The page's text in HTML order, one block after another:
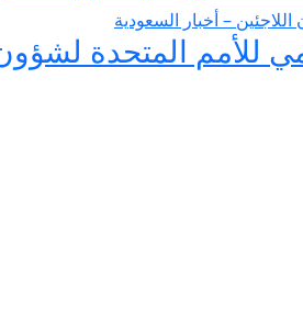
للأمم المتحدة لشؤون